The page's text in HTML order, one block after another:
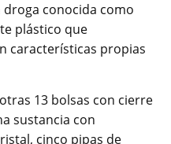
conocida como
plástico que
características propias
13 bolsas con cierre
sustancia con
cinco pipas de